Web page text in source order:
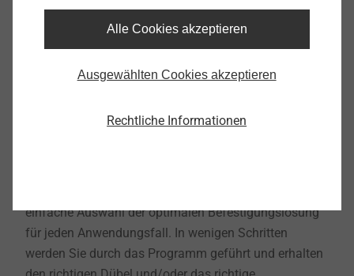
einfache Auswahl der optimalen Befestigungslösung
für jeden Anwendungsfall. In wenigen Schritten
werden Sie durch das Programm geführt und erhalten
Alle Cookies akzeptieren
Ausgewählten Cookies akzeptieren
Rechtliche Informationen